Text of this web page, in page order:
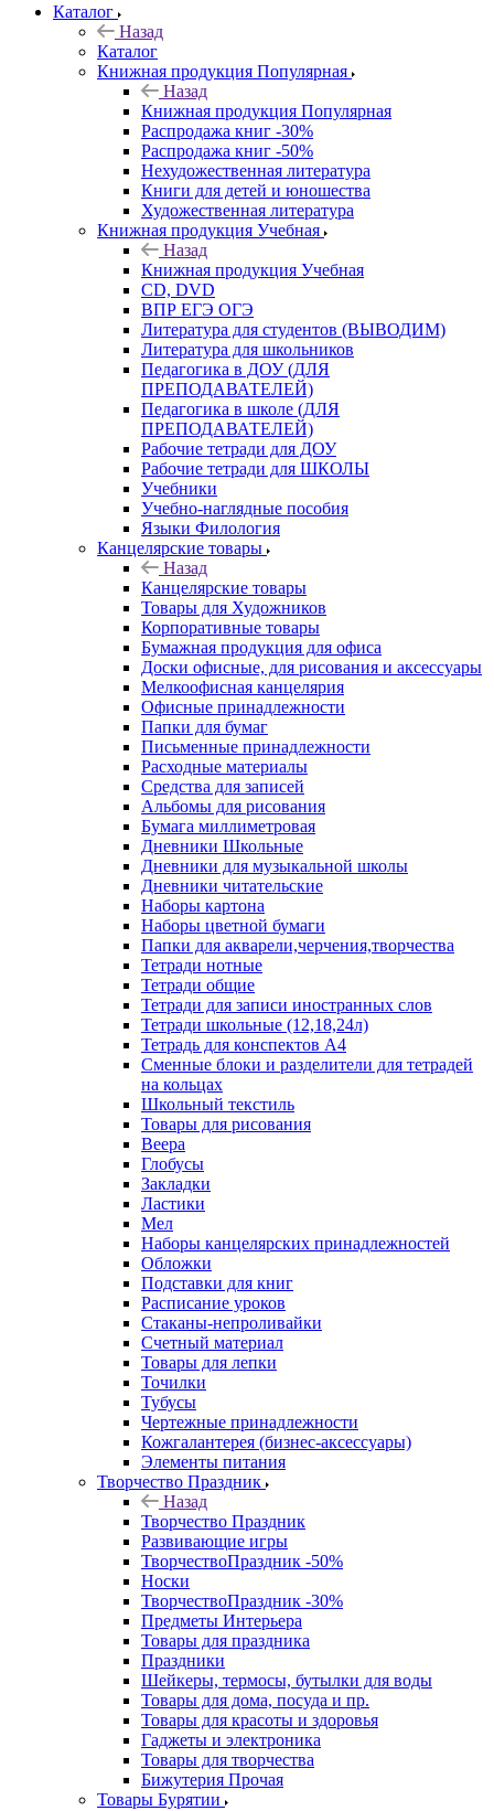
Каталог
Назад
Каталог
Книжная продукция Популярная
Назад
Книжная продукция Популярная
Распродажа книг -30%
Распродажа книг -50%
Нехудожественная литература
Книги для детей и юношества
Художественная литература
Книжная продукция Учебная
Назад
Книжная продукция Учебная
CD, DVD
ВПР ЕГЭ ОГЭ
Литература для студентов (ВЫВОДИМ)
Литература для школьников
Педагогика в ДОУ (ДЛЯ
ПРЕПОДАВАТЕЛЕЙ)
Педагогика в школе (ДЛЯ
ПРЕПОДАВАТЕЛЕЙ)
Рабочие тетради для ДОУ
Рабочие тетради для ШКОЛЫ
Учебники
Учебно-наглядные пособия
Языки Филология
Канцелярские товары
Назад
Канцелярские товары
Товары для Художников
Корпоративные товары
Бумажная продукция для офиса
Доски офисные, для рисования и аксессуары
Мелкоофисная канцелярия
Офисные принадлежности
Папки для бумаг
Письменные принадлежности
Расходные материалы
Средства для записей
Альбомы для рисования
Бумага миллиметровая
Дневники Школьные
Дневники для музыкальной школы
Дневники читательские
Наборы картона
Наборы цветной бумаги
Папки для акварели,черчения,творчества
Тетради нотные
Тетради общие
Тетради для записи иностранных слов
Тетради школьные (12,18,24л)
Тетрадь для конспектов А4
Сменные блоки и разделители для тетрадей
на кольцах
Школьный текстиль
Товары для рисования
Веера
Глобусы
Закладки
Ластики
Мел
Наборы канцелярских принадлежностей
Обложки
Подставки для книг
Расписание уроков
Стаканы-непроливайки
Счетный материал
Товары для лепки
Точилки
Тубусы
Чертежные принадлежности
Кожгалантерея (бизнес-аксессуары)
Элементы питания
Творчество Праздник
Назад
Творчество Праздник
Развивающие игры
ТворчествоПраздник -50%
Носки
ТворчествоПраздник -30%
Предметы Интерьера
Товары для праздника
Праздники
Шейкеры, термосы, бутылки для воды
Товары для дома, посуда и пр.
Товары для красоты и здоровья
Гаджеты и электроника
Товары для творчества
Бижутерия Прочая
Товары Бурятии